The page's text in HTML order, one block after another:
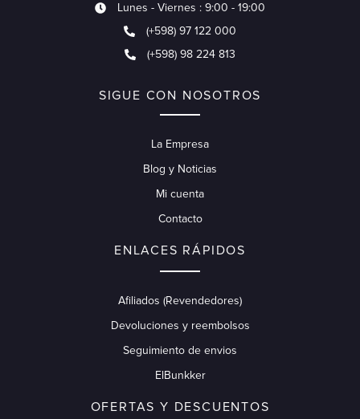
Lunes - Viernes : 9:00 - 19:00
(+598) 97 122 000
(+598) 98 224 813
SIGUE CON NOSOTROS
La Empresa
Blog y Noticias
Mi cuenta
Contacto
ENLACES RÁPIDOS
Afiliados (Revendedores)
Devoluciones y reembolsos
Seguimiento de envios
ElBunkker
OFERTAS Y DESCUENTOS